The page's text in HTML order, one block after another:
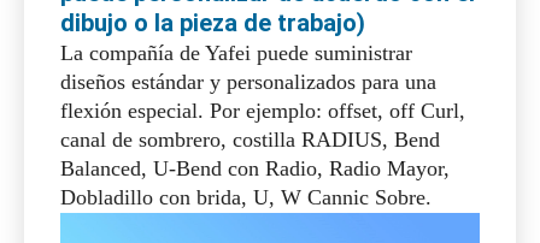
2. Terreno de freno de pulsación
inferior / muere. (Se puede
personalizar de acuerdo con el dibujo
o la pieza de trabajo)
Suministramos diseños estándar y